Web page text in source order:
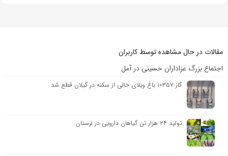
مقالات در حال مشاهده توسط کاربران
اجتماع بزرگ عزاداران حسینی در آمل
گاز ۱۰۳۵۷ باغ ویلای خالی از سکنه در گیلان قطع شد
تولید ۲۴ هزار تن گیاهان دارویی در لرستان